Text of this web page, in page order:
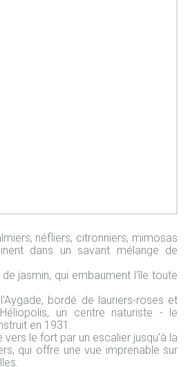
néfliers, citronniers, mimosas
dans un savant mélange de
jasmin, qui embaument l'île toute
bordé de lauriers-roses et
un centre naturiste - le
en 1931.
vers le fort par un escalier jusqu'à la
qui offre une vue imprenable sur